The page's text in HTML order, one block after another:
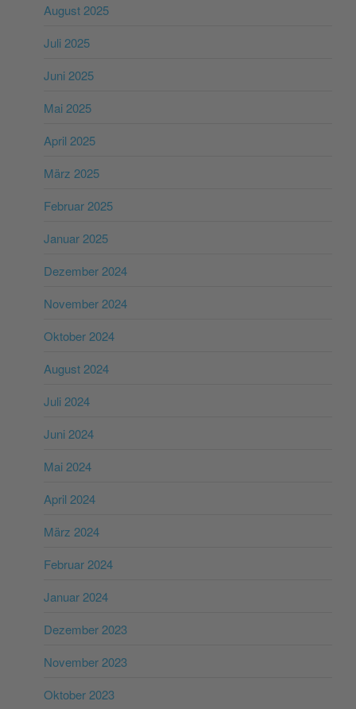
August 2025
Juli 2025
Juni 2025
Mai 2025
April 2025
März 2025
Februar 2025
Januar 2025
Dezember 2024
November 2024
Oktober 2024
August 2024
Juli 2024
Juni 2024
Mai 2024
April 2024
März 2024
Februar 2024
Januar 2024
Dezember 2023
November 2023
Oktober 2023